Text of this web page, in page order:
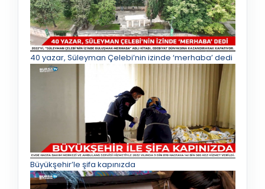
40 yazar, Süleyman Çelebi’nin izinde ‘merhaba’ dedi
Büyükşehir’le şifa kapınızda